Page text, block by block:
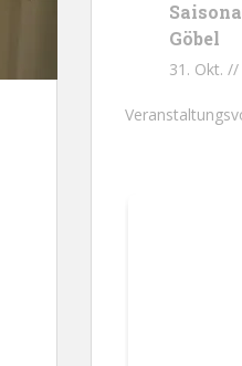
Göbel
31. Okt. //